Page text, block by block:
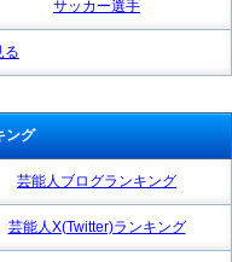
サッカー選手
る
ング
芸能人ブログランキング
芸能人X(Twitter)ランキング